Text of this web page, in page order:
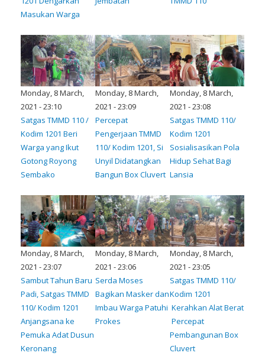
Masukan Warga
Monday, 8 March,
2021 - 23:10
Satgas TMMD 110 /
Kodim 1201 Beri
Warga yang Ikut
Gotong Royong
Sembako
Monday, 8 March,
2021 - 23:09
Percepat
Pengerjaan TMMD
110/ Kodim 1201, Si
Unyil Didatangkan
Bangun Box Cluvert
Monday, 8 March,
2021 - 23:08
Satgas TMMD 110/
Kodim 1201
Sosialisasikan Pola
Hidup Sehat Bagi
Lansia
Monday, 8 March,
2021 - 23:07
Sambut Tahun Baru
Padi, Satgas TMMD
110/ Kodim 1201
Anjangsana ke
Pemuka Adat Dusun
Keronang
Monday, 8 March,
2021 - 23:06
Serda Moses
Bagikan Masker dan
Imbau Warga Patuhi
Prokes
Monday, 8 March,
2021 - 23:05
Satgas TMMD 110/
Kodim 1201
Kerahkan Alat Berat
Percepat
Pembangunan Box
Cluvert